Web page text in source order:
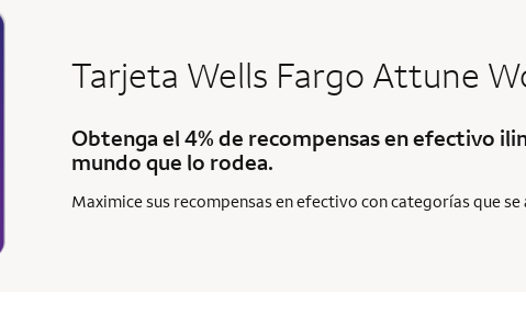
Tarjeta Wells Fargo Attune
Obtenga el 4% de recompensas en efectivo
mundo que lo rodea.
Maximice sus recompensas en efectivo con categorías que se